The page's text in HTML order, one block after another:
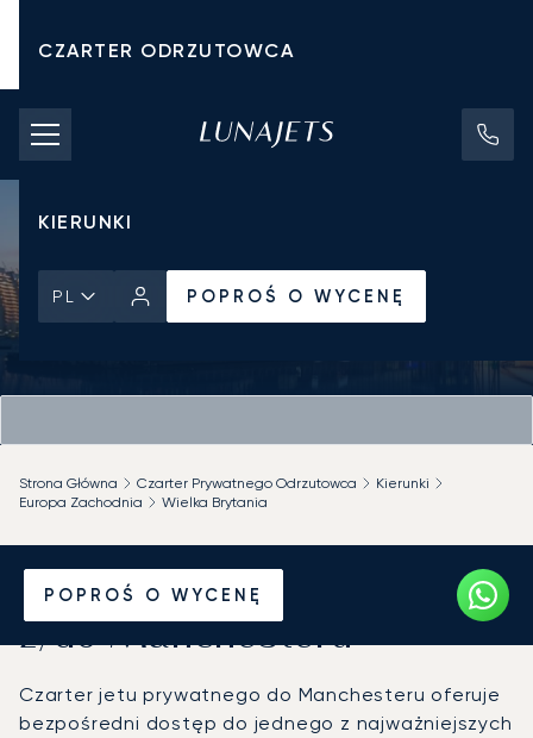
CZARTER ODRZUTOWCA
KOSZTY CZARTERU
PRYWATNE ODRZUTOWCE
KIERUNKI
PL POPROŚ O WYCENĘ
POPROŚ O WYCENĘ
Strona Główna Czarter Prywatnego Odrzutowca
Kierunki
Europa Zachodnia
Wielka Brytania
Wynajmij jet prywatny
z/do Manchesteru
Czarter jetu prywatnego do Manchesteru oferuje
bezpośredni dostęp do jednego z najważniejszych